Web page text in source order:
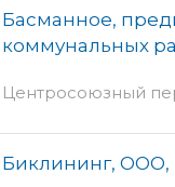
Басманное,
коммунальных
Центросоюзный
Биклининг, ООО,